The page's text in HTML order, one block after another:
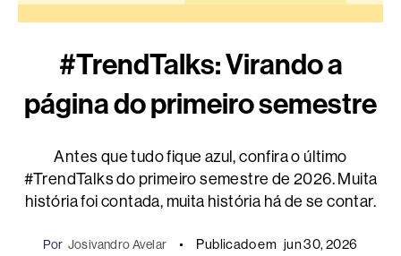
#TrendTalks: Virando a
página do primeiro semestre
Antes que tudo fique azul, confira o último
#TrendTalks do primeiro semestre de 2026. Muita
história foi contada, muita história há de se contar.
Por Josivandro Avelar Publicado em jun 30, 2026